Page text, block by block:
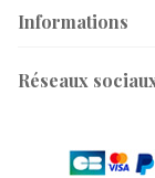
Informations
Réseaux